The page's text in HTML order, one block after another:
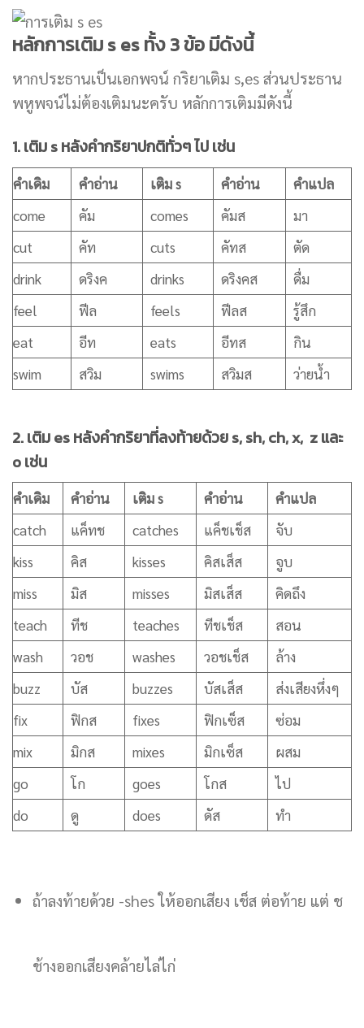
หลักการเติม s es ทั้ง 3 ข้อ มีดังนี้
หากประธานเป็นเอกพจน์ กริยาเติม s,es ส่วนประธาน
พหูพจน์ไม่ต้องเติมนะครับ หลักการเติมมีดังนี้
1. เติม s หลังคำกริยาปกติทั่วๆ ไป เช่น
คำเดิม คำอ่าน เติม s คำอ่าน
คำแปล
come
คัม comes คัมส
มา
cut
คัท cuts คัทส
ตัด
drink
ดริงค drinks ดริงคส
ดื่ม
feel
ฟีล feels ฟีลส
รู้สึก
eat
อีท eats อีทส
กิน
swim
สวิม swims สวิมส ว่ายน้ำ
2. เติม es หลังคำกริยาที่ลงท้ายด้วย s, sh, ch, x, z และ
o เช่น
คำเดิม คำอ่าน เติม s คำอ่าน
คำแปล
catch
แค็ทช catches แค็ชเช็ส
จับ
kiss
คิส kisses คิสเส็ส
จูบ
miss
มิส misses มิสเส็ส
คิดถึง
teach
ทีช teaches ทีชเช็ส
สอน
wash
วอช washes วอชเช็ส
ล้าง
buzz
บัส buzzes บัสเส็ส
ส่งเสียงหึ่งๆ
fix
ฟิกส fixes ฟิกเซ็ส
ซ่อม
mix
มิกส mixes มิกเซ็ส
ผสม
go
โก goes โกส
ไป
do
ดู does ดัส ทำ
ถ้าลงท้ายด้วย -shes ให้ออกเสียง เช็ส ต่อท้าย แต่ ช
ช้างออกเสียงคล้ายไล่ไก่